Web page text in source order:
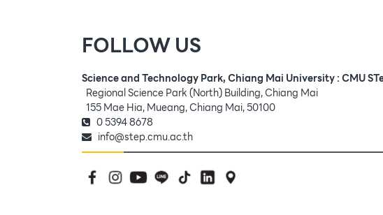
FOLLOW US
Science and Technology Park, Chiang Mai University : CMU
Regional Science Park (North) Building, Chiang Mai
155 Mae Hia, Mueang, Chiang Mai, 50100
0 5394 8678
info@step.cmu.ac.th